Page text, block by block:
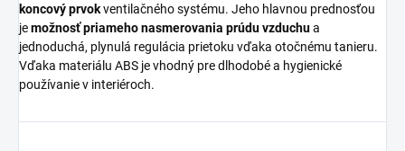
koncový prvokventilačného systému. Jeho hlavnou prednosťou
jemožnosť priameho nasmerovania prúdu vzduchua
jednoduchá, plynulá regulácia prietoku vďaka otočnému tanieru.
Vďaka materiálu ABS je vhodný pre dlhodobé a hygienické
používanie v interiéroch.